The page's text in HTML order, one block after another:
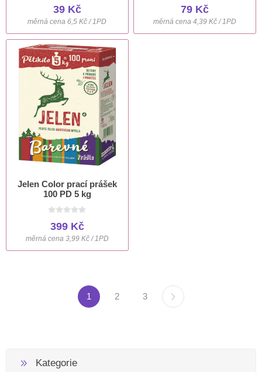
39 Kč
měrná cena 6,5 Kč / 1PD
79 Kč
měrná cena 4,39 Kč / 1PD
Jelen Color prací prášek
100 PD 5 kg
399 Kč
měrná cena 3,99 Kč / 1PD
1 2 3
Kategorie